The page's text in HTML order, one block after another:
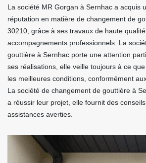
La société MR Gorgan à Sernhac a acquis
réputation en matière de changement de
30210, grâce à ses travaux de haute
accompagnements professionnels. La
gouttière à Sernhac porte une attention
ses réalisations, elle veille toujours à ce
les meilleures conditions, conformément
La société de changement de gouttière à
a réussir leur projet, elle fournit des
assistances averties.